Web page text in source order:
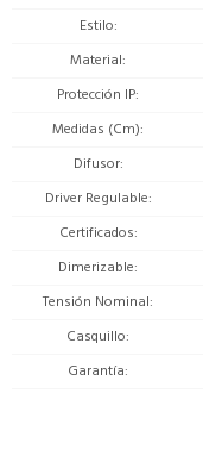
Estilo
Material
Protección IP
Medidas (Cm)
Difusor
Driver Regulable
Certificados
Dimerizable
Tensión Nominal
Casquillo
Garantía